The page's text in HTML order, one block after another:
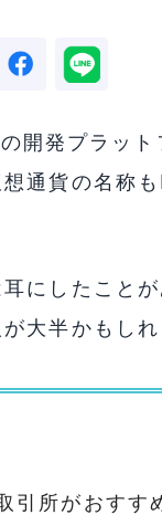
開発プラッ
通貨の名称
にしたこと
大半かもしれ
引所がおすす